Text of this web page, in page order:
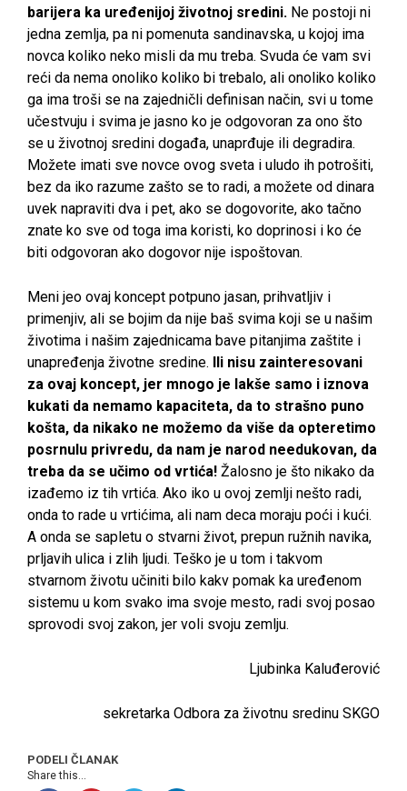
barijera ka uređenijoj životnoj sredini. Ne postoji ni
jedna zemlja, pa ni pomenuta sandinavska, u kojoj ima
novca koliko neko misli da mu treba. Svuda će vam svi
reći da nema onoliko koliko bi trebalo, ali onoliko koliko
ga ima troši se na zajedničli definisan način, svi u tome
učestvuju i svima je jasno ko je odgovoran za ono što
se u životnoj sredini događa, unaprđuje ili degradira.
Možete imati sve novce ovog sveta i uludo ih potrošiti,
bez da iko razume zašto se to radi, a možete od dinara
uvek napraviti dva i pet, ako se dogovorite, ako tačno
znate ko sve od toga ima koristi, ko doprinosi i ko će
biti odgovoran ako dogovor nije ispoštovan.
Meni jeo ovaj koncept potpuno jasan, prihvatljiv i
primenjiv, ali se bojim da nije baš svima koji se u našim
životima i našim zajednicama bave pitanjima zaštite i
unapređenja životne sredine. Ili nisu zainteresovani
za ovaj koncept, jer mnogo je lakše samo i iznova
kukati da nemamo kapaciteta, da to strašno puno
košta, da nikako ne možemo da više da opteretimo
posrnulu privredu, da nam je narod needukovan, da
treba da se učimo od vrtića! Žalosno je što nikako da
izađemo iz tih vrtića. Ako iko u ovoj zemlji nešto radi,
onda to rade u vrtićima, ali nam deca moraju poći i kući.
A onda se sapletu o stvarni život, prepun ružnih navika,
prljavih ulica i zlih ljudi. Teško je u tom i takvom
stvarnom životu učiniti bilo kakv pomak ka uređenom
sistemu u kom svako ima svoje mesto, radi svoj posao
sprovodi svoj zakon, jer voli svoju zemlju.
Ljubinka Kaluđerović
sekretarka Odbora za životnu sredinu SKGO
PODELI ČLANAK
Share this...